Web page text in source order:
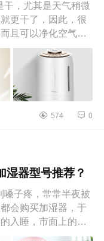
干，尤其是天气稍微
更干了，因此，很
且可以净化空气。
574 0
湿器型号推荐？
嗓子疼，常常半夜被
会购买加湿器，于
入睡，市面上的加